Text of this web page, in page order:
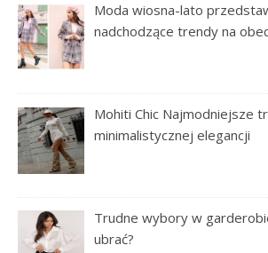
Moda wiosna-lato
nadchodzące trendy na
Mohiti Chic Najmodniejsze
minimalistycznej elegancji
Trudne wybory w
ubrać?